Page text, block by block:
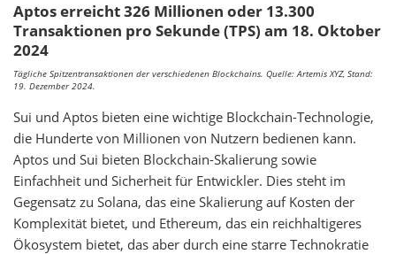
Aptos erreicht 326 Millionen oder 13.300
Transaktionen pro Sekunde (TPS) am 18. Oktober
2024
Tägliche Spitzentransaktionen der verschiedenen Blockchains. Quelle: Artemis XYZ, Stand:
19. Dezember 2024.
Sui und Aptos bieten eine wichtige Blockchain-Technologie,
die Hunderte von Millionen von Nutzern bedienen kann.
Aptos und Sui bieten Blockchain-Skalierung sowie
Einfachheit und Sicherheit für Entwickler. Dies steht im
Gegensatz zu Solana, das eine Skalierung auf Kosten der
Komplexität bietet, und Ethereum, das ein reichhaltigeres
Ökosystem bietet, das aber durch eine starre Technokratie